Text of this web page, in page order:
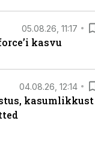
05.08.26, 11:17
kasvu
04.08.26, 12:14
kasumlikkust